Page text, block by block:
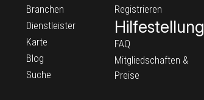
Branchen
Dienstleister
Karte
Blog
Suche
Registrieren
Hilfestellung
FAQ
Mitgliedschaften &
Preise